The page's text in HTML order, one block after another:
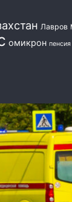
Лавров
омикрон пенсия